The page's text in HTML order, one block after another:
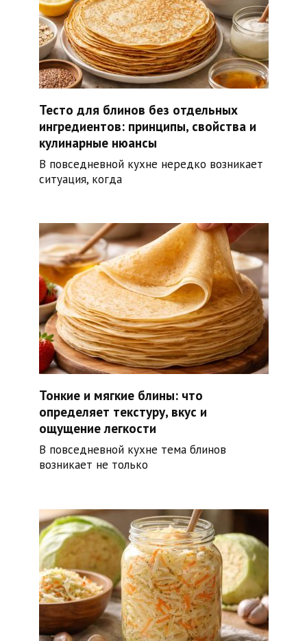
Тесто для блинов без отдельных
ингредиентов: принципы, свойства и
кулинарные нюансы
В повседневной кухне нередко возникает
ситуация, когда
Тонкие и мягкие блины: что
определяет текстуру, вкус и
ощущение легкости
В повседневной кухне тема блинов
возникает не только